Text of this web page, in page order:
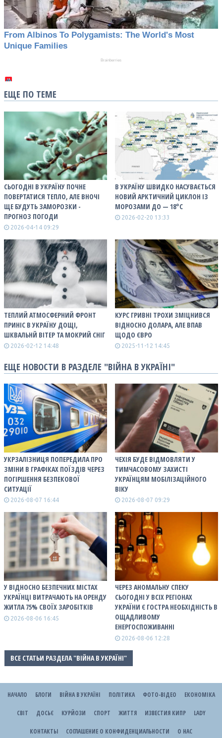
ЕЩЕ ПО ТЕМЕ
СЬОГОДНІ В УКРАЇНУ ПОЧНЕ
ПОВЕРТАТИСЯ ТЕПЛО, АЛЕ ВНОЧІ
ЩЕ БУДУТЬ ЗАМОРОЗКИ -
ПРОГНОЗ ПОГОДИ
2026-04-14 09:29
В УКРАЇНУ ШВИДКО НАСУВАЄТЬСЯ
НОВИЙ АРКТИЧНИЙ ЦИКЛОН ІЗ
МОРОЗАМИ ДО — 18°С
2026-02-20 13:33
ТЕПЛИЙ АТМОСФЕРНИЙ ФРОНТ
ПРИНІС В УКРАЇНУ ДОЩІ,
ШКВАЛЬНЙ ВІТЕР ТА МОКРИЙ СНІГ
2026-02-12 14:48
КУРС ГРИВНІ ТРОХИ ЗМІЦНИВСЯ
ВІДНОСНО ДОЛАРА, АЛЕ ВПАВ
ЩОДО ЄВРО
2025-11-12 14:45
ЕЩЕ НОВОСТИ В РАЗДЕЛЕ "ВІЙНА В УКРАЇНІ"
УКРЗАЛІЗНИЦЯ ПОПЕРЕДИЛА ПРО
ЗМІНИ В ГРАФІКАХ ПОЇЗДІВ ЧЕРЕЗ
ПОГІРШЕННЯ БЕЗПЕКОВОЇ
СИТУАЦІЇ
2026-08-07 16:44
ЧЕХІЯ БУДЕ ВІДМОВЛЯТИ У
ТИМЧАСОВОМУ ЗАХИСТІ
УКРАЇНЦЯМ МОБІЛІЗАЦІЙНОГО
ВІКУ
2026-08-07 09:29
У ВІДНОСНО БЕЗПЕЧНИХ МІСТАХ
УКРАЇНЦІ ВИТРАЧАЮТЬ НА ОРЕНДУ
ЖИТЛА 75% СВОЇХ ЗАРОБІТКІВ
2026-08-06 16:45
ЧЕРЕЗ АНОМАЛЬНУ СПЕКУ
СЬОГОДНІ У ВСІХ РЕГІОНАХ
УКРАЇНИ Є ГОСТРА НЕОБХІДНІСТЬ В
ОЩАДЛИВОМУ
ЕНЕРГОСПОЖИВАННІ
2026-08-06 12:28
ВСЕ СТАТЬИ РАЗДЕЛА "ВІЙНА В УКРАЇНІ"
НАЧАЛО БЛОГИ ВІЙНА В УКРАЇНІ ПОЛІТИКА ФОТО-ВІДЕО ЕКОНОМІКА
СВІТ ДОСЬЄ КУРЙОЗИ СПОРТ ЖИТТЯ ИЗВЕСТИЯ КИПР LADY
КОНТАКТЫ СОГЛАШЕНИЕ О КОНФИДЕНЦИАЛЬНОСТИ О НАС